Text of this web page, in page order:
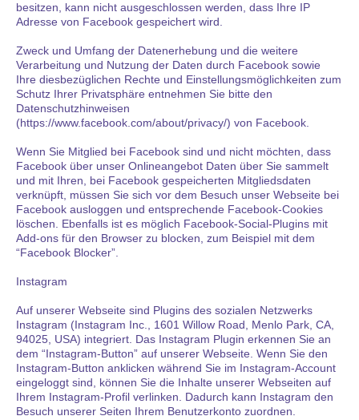
besitzen, kann nicht ausgeschlossen werden, dass Ihre IP
Adresse von Facebook gespeichert wird.
Zweck und Umfang der Datenerhebung und die weitere
Verarbeitung und Nutzung der Daten durch Facebook sowie
Ihre diesbezüglichen Rechte und Einstellungsmöglichkeiten zum
Schutz Ihrer Privatsphäre entnehmen Sie bitte den
Datenschutzhinweisen
(https://www.facebook.com/about/privacy/) von Facebook.
Wenn Sie Mitglied bei Facebook sind und nicht möchten, dass
Facebook über unser Onlineangebot Daten über Sie sammelt
und mit Ihren, bei Facebook gespeicherten Mitgliedsdaten
verknüpft, müssen Sie sich vor dem Besuch unser Webseite bei
Facebook ausloggen und entsprechende Facebook-Cookies
löschen. Ebenfalls ist es möglich Facebook-Social-Plugins mit
Add-ons für den Browser zu blocken, zum Beispiel mit dem
“Facebook Blocker”.
Instagram
Auf unserer Webseite sind Plugins des sozialen Netzwerks
Instagram (Instagram Inc., 1601 Willow Road, Menlo Park, CA,
94025, USA) integriert. Das Instagram Plugin erkennen Sie an
dem “Instagram-Button” auf unserer Webseite. Wenn Sie den
Instagram-Button anklicken während Sie im Instagram-Account
eingeloggt sind, können Sie die Inhalte unserer Webseiten auf
Ihrem Instagram-Profil verlinken. Dadurch kann Instagram den
Besuch unserer Seiten Ihrem Benutzerkonto zuordnen.